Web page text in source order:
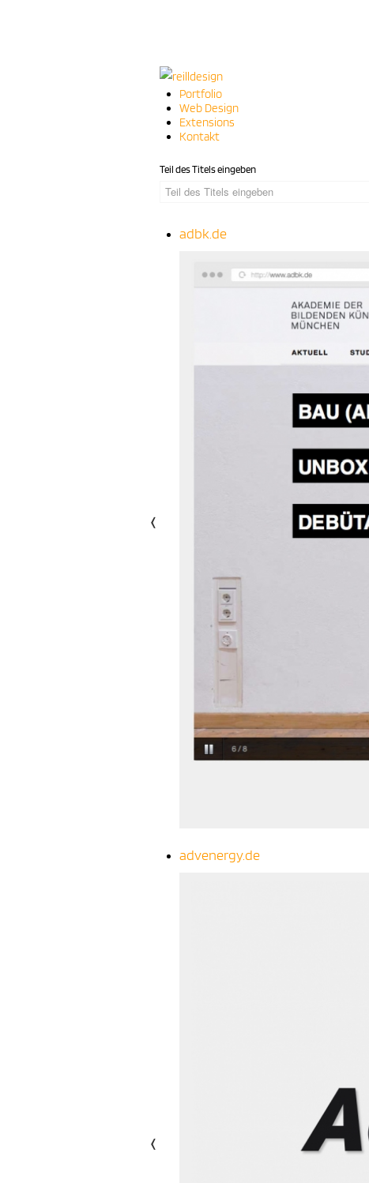
Portfolio
Web Design
Extensions
Kontakt
Teil des Titels eingeben
adbk.de
advenergy.de